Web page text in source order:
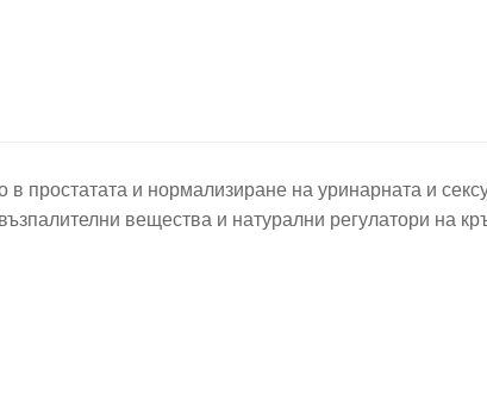
простатата и нормализиране на уринарната и
вещества и натурални регулатори на